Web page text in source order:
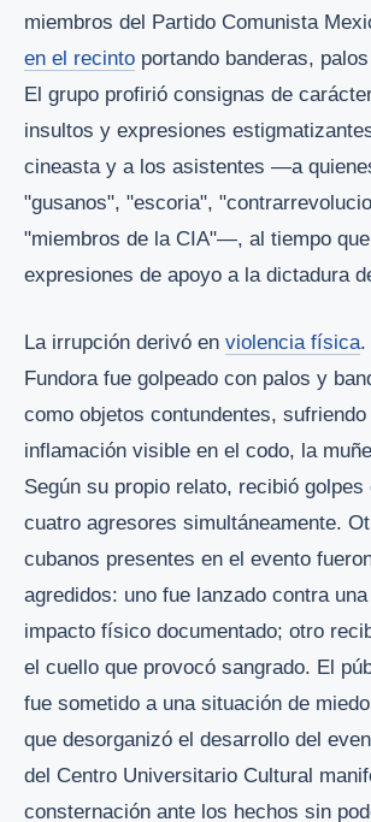
miembros del Partido Comunista
en el recinto portando banderas,
El grupo profirió consignas de
insultos y expresiones
cineasta y a los asistentes —a
"gusanos", "escoria",
"miembros de la CIA"—, al tiempo
expresiones de apoyo a la dictadura
La irrupción derivó en violencia física.
Fundora fue golpeado con palos y
como objetos contundentes,
inflamación visible en el codo, la
Según su propio relato, recibió golpes
cuatro agresores simultáneamente.
cubanos presentes en el evento
agredidos: uno fue lanzado contra
impacto físico documentado; otro
el cuello que provocó sangrado. El
fue sometido a una situación de
que desorganizó el desarrollo del
del Centro Universitario Cultural
consternación ante los hechos sin